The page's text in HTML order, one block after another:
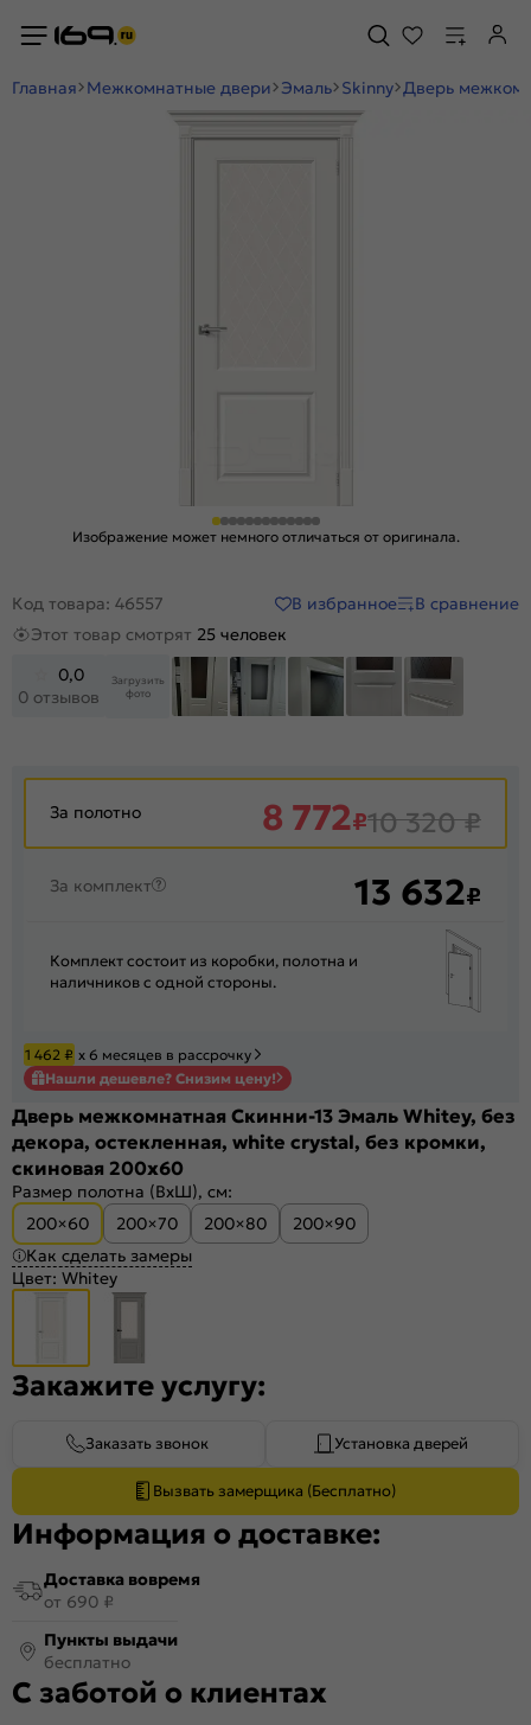
Главная Межкомнатные двери Эмаль Skinny Дверь
Изображение может немного отличаться от оригинала.
Код товара: 46557 В избранное
В сравнение
Этот товар смотрят 25 человек
0,0
0 отзывов
Загрузить
фото
За полотно 8 772₽10 320₽
За комплект 13 632₽
Комплект состоит из коробки, полотна и
наличников с одной стороны.
1 462 ₽ х 6 месяцев в рассрочку
Нашли дешевле? Снизим цену!
Дверь межкомнатная Скинни-13 Эмаль Whitey, без
декора, остекленная, white сrystal, без кромки,
скиновая 200x60
Размер полотна (ВхШ), см:
200×60
200×70 200×80
200×90
Как сделать замеры
Цвет: Whitey
Закажите услугу:
Заказать звонок Установка дверей
Вызвать замерщика (Бесплатно)
Информация о доставке:
Доставка вовремя
от 690 ₽
Пункты выдачи
бесплатно
С заботой о клиентах